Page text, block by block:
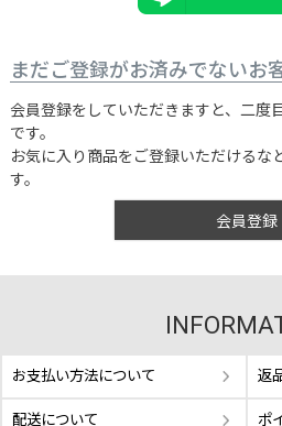
まだご登録がお済みでないお
会員登録をしていただきますと、二度
です。
お気に入り商品をご登録いただけるな
す。
会員登録
お支払い方法について 返
配送について ポ